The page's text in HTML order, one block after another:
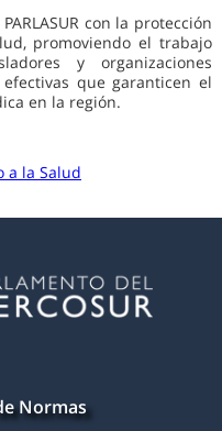
con la protección
promoviendo el trabajo
y organizaciones
que garanticen el
en la región.
Normas